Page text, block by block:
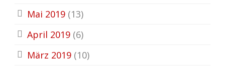
Mai 2019 (13)
April 2019 (6)
März 2019 (10)